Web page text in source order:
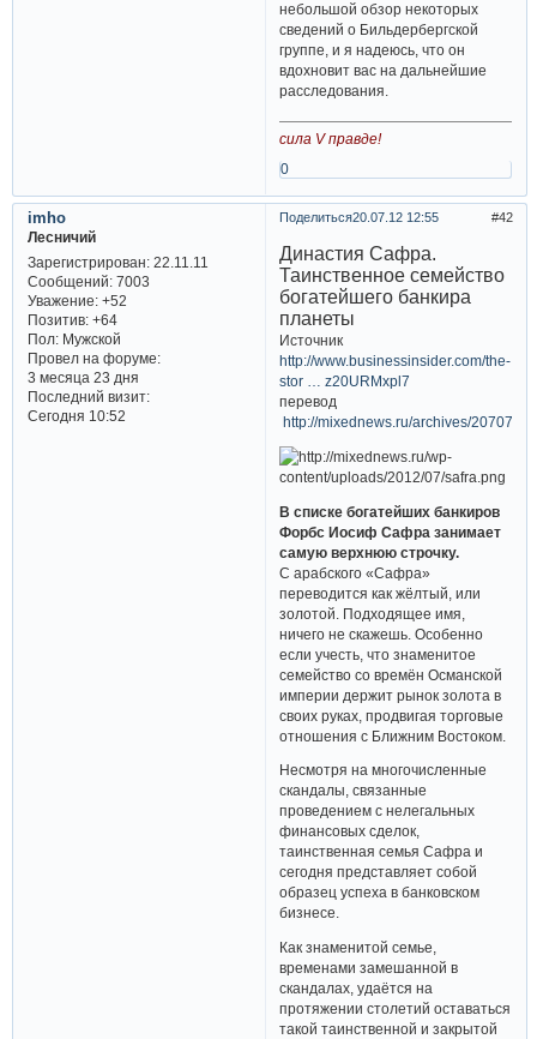
небольшой обзор некоторых
сведений о Бильдербергской
группе, и я надеюсь, что он
вдохновит вас на дальнейшие
расследования.
сила V правде!
0
Поделиться 42
20.07.12 12:55
imho
Лесничий
Зарегистрирован: 22.11.11
Сообщений:7003
Уважение: +52
Позитив: +64
Пол:Мужской
Провел на форуме:
3 месяца 23 дня
Последний визит:
Сегодня 10:52
Династия Сафра.
Таинственное семейство
богатейшего банкира
планеты
Источник
http://www.businessinsider.com/the-
stor … z20URMxpl7
перевод
http://mixednews.ru/archives/20707
В списке богатейших банкиров
Форбс Иосиф Сафра занимает
самую верхнюю строчку.
С арабского «Сафра»
переводится как жёлтый, или
золотой. Подходящее имя,
ничего не скажешь. Особенно
если учесть, что знаменитое
семейство со времён Османской
империи держит рынок золота в
своих руках, продвигая торговые
отношения с Ближним Востоком.
Несмотря на многочисленные
скандалы, связанные
проведением с нелегальных
финансовых сделок,
таинственная семья Сафра и
сегодня представляет собой
образец успеха в банковском
бизнесе.
Как знаменитой семье,
временами замешанной в
скандалах, удаётся на
протяжении столетий оставаться
такой таинственной и закрытой